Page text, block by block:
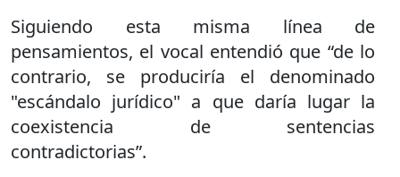
Siguiendo esta misma línea de
pensamientos, el vocal entendió que “de lo
contrario, se produciría el denominado
"escándalo jurídico" a que daría lugar la
coexistencia de sentencias
contradictorias”.